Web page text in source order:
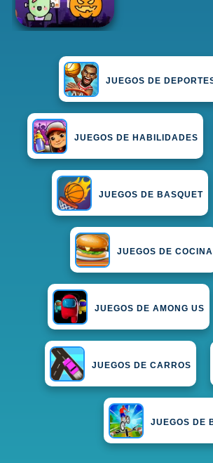
JUEGOS DE
JUEGOS DE HABILIDADES
JUEGOS DE BASQUET
JUEGOS DE COCINA
JUEGOS DE AMONG US
JUEGOS DE CARROS
JUEGOS DE